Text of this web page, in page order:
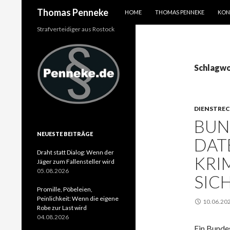
Thomas Penneke
HOME
THOMAS PENNEKE
Strafverteidiger aus Rostock
NEUESTE BEITRÄGE
Draht statt Dialog: Wenn der
Jäger zum Fallensteller wird
05.08.2026
Promille, Pöbeleien,
Peinlichkeit: Wenn die eigene
Robe zur Last wird
04.08.2026